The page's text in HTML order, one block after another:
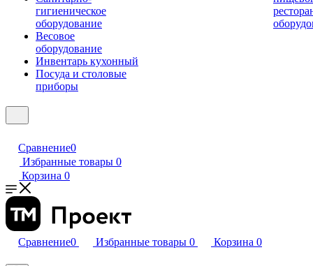
гигиеническое
оборудование
Весовое
оборудование
Инвентарь кухонный
Посуда и столовые
приборы
Сравнение0
Избранные товары 0
Корзина 0
Сравнение0 Избранные товары 0 Корзина 0